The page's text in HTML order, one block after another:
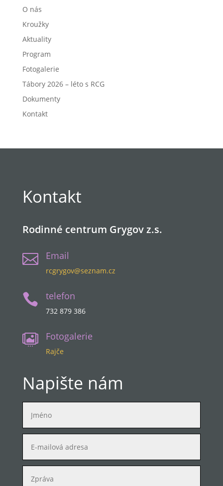
O nás
Kroužky
Aktuality
Program
Fotogalerie
Tábory 2026 – léto s RCG
Dokumenty
Kontakt
Kontakt
Rodinné centrum Grygov z.s.
 Email
rcgrygov@seznam.cz
 telefon
732 879 386
 Fotogalerie
Rajče
Napište nám